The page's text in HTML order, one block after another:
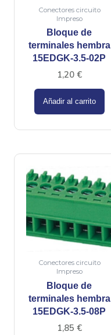
Conectores circuito
Impreso
Bloque de
terminales hembra
15EDGK-3.5-02P
1,20 €
Añadir al carrito
Conectores circuito
Impreso
Bloque de
terminales hembra
15EDGK-3.5-08P
1,85 €